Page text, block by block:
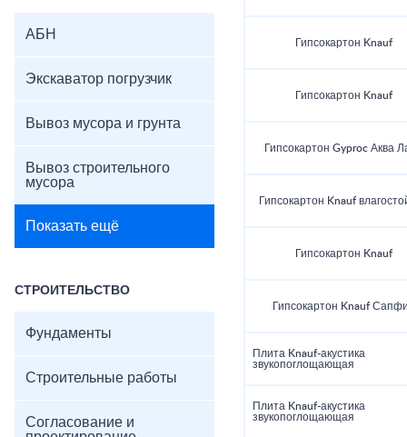
АБН
Экскаватор погрузчик
Вывоз мусора и грунта
Вывоз строительного
мусора
Показать ещё
СТРОИТЕЛЬСТВО
Фундаменты
Строительные работы
Согласование и
Гипсокартон Knauf
Гипсокартон Knauf
Гипсокартон Gyproc Аква
Гипсокартон Knauf
Гипсокартон Knauf
Гипсокартон Knauf
Плита Knauf-акустика
звукопоглощающая
Плита Knauf-акустика
звукопоглощающая